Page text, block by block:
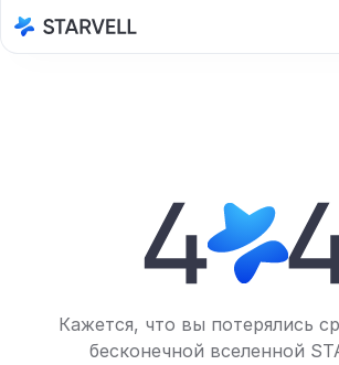
Кажется, что вы потерялись
бесконечной вселенной